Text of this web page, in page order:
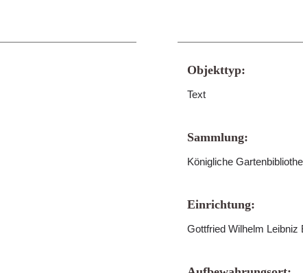
Objekttyp:
Text
Sammlung:
Königliche
Einrichtung:
Gottfried Wilhelm Leibniz